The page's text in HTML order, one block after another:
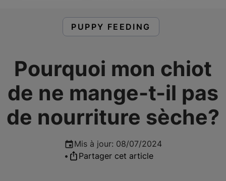
LIRE DES ARTICLES À PROPOS
PUPPY FEEDING
Pourquoi mon chiot
de ne mange-t-il pas
de nourriture sèche?
Mis à jour: 08/07/2024
•
Partager cet article